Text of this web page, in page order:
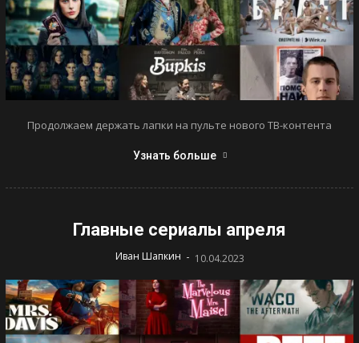
Продолжаем держать лапки на пульте нового ТВ-контента
Узнать больше
Главные сериалы апреля
Иван Шапкин - 10.04.2023